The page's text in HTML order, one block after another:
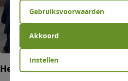
Het feest van Margareta
Gebruiksvoorwaarden
Akkoord
Instellen